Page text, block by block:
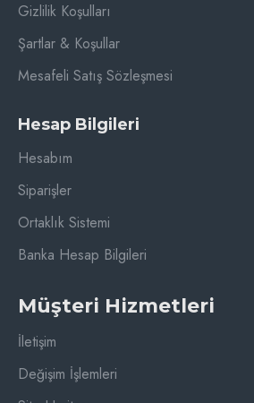
Gizlilik Koşulları
Şartlar & Koşullar
Mesafeli Satış Sözleşmesi
Hesap Bilgileri
Hesabım
Siparişler
Ortaklık Sistemi
Banka Hesap Bilgileri
Müşteri Hizmetleri
İletişim
Değişim İşlemleri